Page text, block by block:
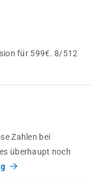
für 599€. 8/512
Zahlen bei
überhaupt noch